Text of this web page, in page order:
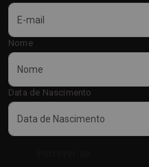
Nome
Data de Nascimento